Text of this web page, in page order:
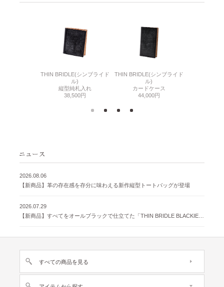
THIN BRIDLE(シンブライド
ル)
縦型純札入れ
38,500円
THIN BRIDLE(シンブライド
ル)
カードケース
44,000円
2026.08.06
【新商品】革の存在感を存分に味わえる新作縦型トートバッグが登場
2026.07.29
すべての商品を見る